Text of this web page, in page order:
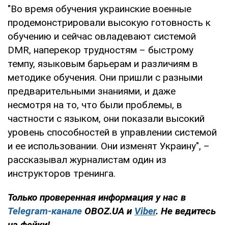
"Во время обучения украинские военные
продемонстрировали высокую готовность к
обучению и сейчас овладевают системой
DMR, наперекор трудностям – быстрому
темпу, языковым барьерам и различиям в
методике обучения. Они пришли с разными
предварительными знаниями, и даже
несмотря на то, что были проблемы, в
частности с языком, они показали высокий
уровень способностей в управлении системой
и ее использовании. Они изменят Украину", –
рассказывал журналистам один из
инструкторов тренинга.
Только проверенная информация у нас в
Telegram-канале OBOZ.UA и Viber. Не ведитесь